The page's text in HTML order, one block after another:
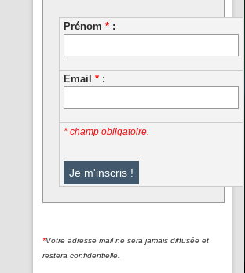
Prénom * :
Email * :
* champ obligatoire.
*Votre adresse mail ne sera jamais diffusée et
restera confidentielle.